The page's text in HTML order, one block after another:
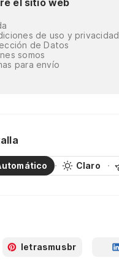
el sitio web
de uso y privacidad
de Datos
somos
para envío
Claro
letrasmusbr